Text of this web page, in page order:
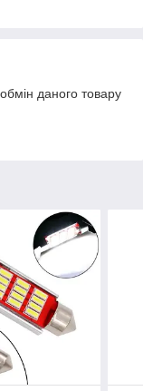
даного товару